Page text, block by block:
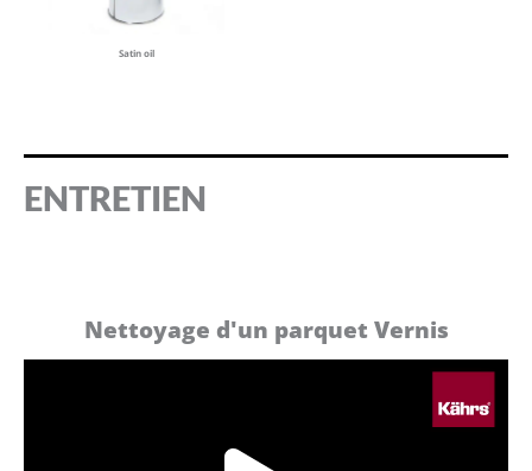
Satin oil
ENTRETIEN
Nettoyage d'un parquet Vernis
Play